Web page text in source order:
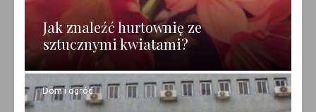
Jak znaleźć hurtownię ze
sztucznymi kwiatami?
Dom i ogród